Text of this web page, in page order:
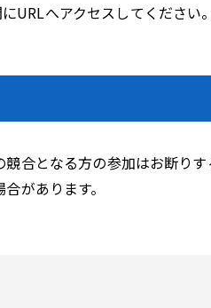
URLへアクセスしてください。
合となる方の参加はお断りす
があります。